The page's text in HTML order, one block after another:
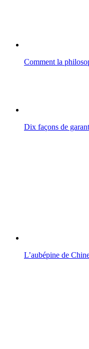
Comment la
Dix façons de
L’aubépine de